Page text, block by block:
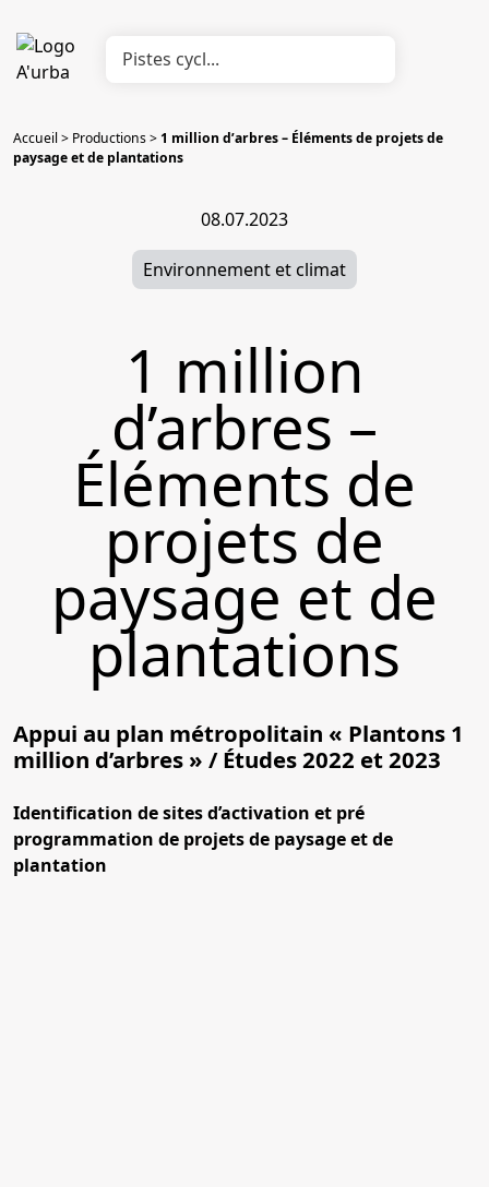
Accueil> Productions> 1 million d’arbres – Éléments de projets de
paysage et de plantations
08.07.2023
Environnement et climat
1 million
d’arbres –
Éléments de
projets de
paysage et de
plantations
Appui au plan métropolitain « Plantons 1
million d’arbres » / Études 2022 et 2023
Identification de sites d’activation et pré
programmation de projets de paysage et de
plantation